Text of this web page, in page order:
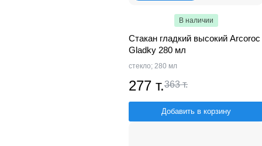
В наличии
Стакан гладкий высокий Arcoroc
Gladky 280 мл
стекло; 280 мл
277 т.363 т.
Добавить в корзину